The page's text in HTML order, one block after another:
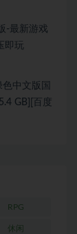
-最新游戏
即玩
中文版国
GB][百度
RPG
休闲